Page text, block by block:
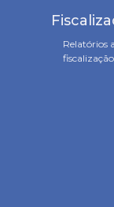
Relatórios
fiscalização